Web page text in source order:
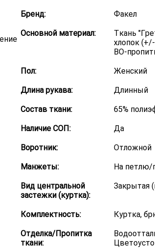
Бренд: Факел
Основной материал:
Ткань
хлопок
ВО-
Пол: Женский
Длина рукава: Длинный
Состав ткани: 65%
Наличие СОП: Да
Воротник: Отложной
Манжеты: На петлю/
Вид центральной
застежки (куртка):
Закрытая
Комплектность: Куртка,
Отделка/Пропитка
ткани: